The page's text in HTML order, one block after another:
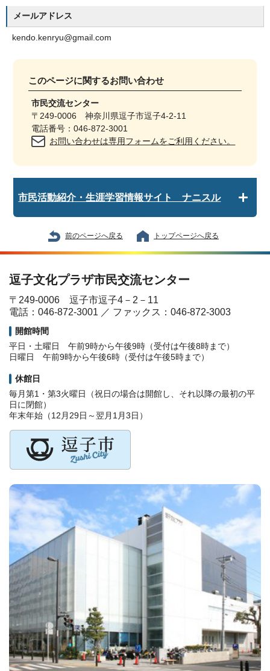
メールアドレス
kendo.kenryu@gmail.com
このページに関するお問い合わせ
市民交流センター
〒249-0006 神奈川県逗子市逗子4-2-11
電話番号：046-872-3001
お問い合わせは専用フォームをご利用ください。
市民活動紹介・生涯学習情報サイト ナニスル
前のページへ戻る トップページへ戻る
逗子文化プラザ市民交流センター
〒249-0006 逗子市逗子4－2－11
電話：046-872-3001 ／ ファックス：046-872-3003
開館時間
平日・土曜日 午前9時から午後9時（受付は午後8時まで）
日曜日 午前9時から午後6時（受付は午後5時まで）
休館日
毎月第1・第3火曜日（祝日の場合は開館し、それ以降の最初の平
日に閉館）
年末年始（12月29日～翌月1月3日）